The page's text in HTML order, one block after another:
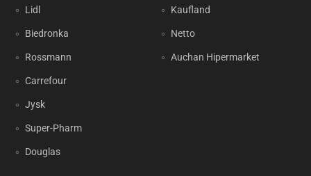
Lidl
Biedronka
Rossmann
Carrefour
Jysk
Super-Pharm
Douglas
Kaufland
Netto
Auchan Hipermarket